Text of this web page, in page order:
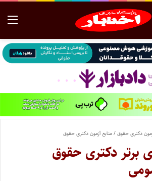
دکتری حقوق/منابع آزمون دکتری حقوق
برتر دکتری حقوق